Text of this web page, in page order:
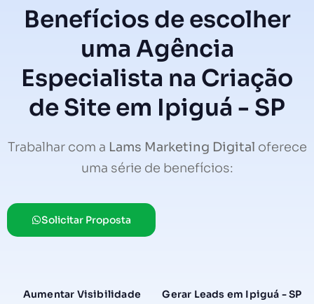
Benefícios de escolher
uma Agência
Especialista na Criação
de Site em Ipiguá - SP
Trabalhar com a Lams Marketing Digital oferece
uma série de benefícios:
Solicitar Proposta
Aumentar Visibilidade
Gerar Leads em Ipiguá - SP